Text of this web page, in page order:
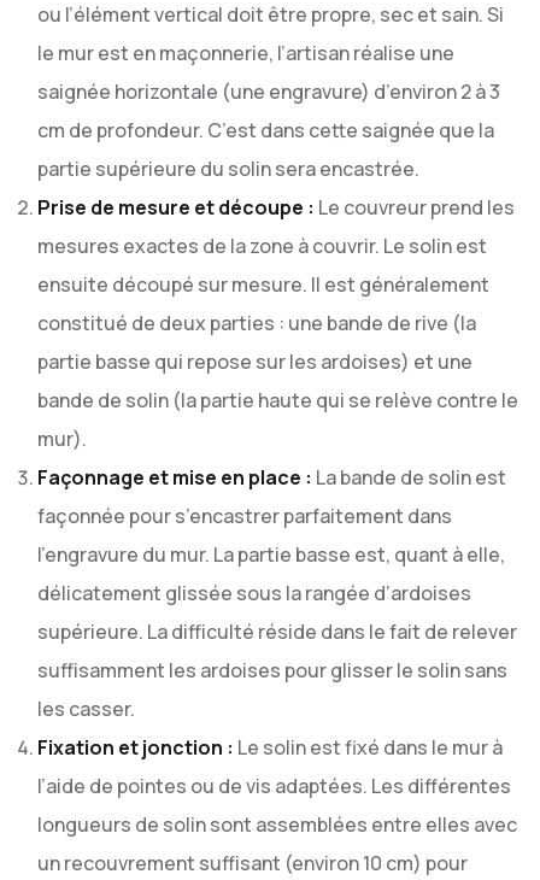
ou l’élément vertical doit être propre, sec et sain. Si
le mur est en maçonnerie, l’artisan réalise une
saignée horizontale (une engravure) d’environ 2 à 3
cm de profondeur. C’est dans cette saignée que la
partie supérieure du solin sera encastrée.
Prise de mesure et découpe : Le couvreur prend les
mesures exactes de la zone à couvrir. Le solin est
ensuite découpé sur mesure. Il est généralement
constitué de deux parties : une bande de rive (la
partie basse qui repose sur les ardoises) et une
bande de solin (la partie haute qui se relève contre le
mur).
Façonnage et mise en place : La bande de solin est
façonnée pour s’encastrer parfaitement dans
l’engravure du mur. La partie basse est, quant à elle,
délicatement glissée sous la rangée d’ardoises
supérieure. La difficulté réside dans le fait de relever
suffisamment les ardoises pour glisser le solin sans
les casser.
Fixation et jonction : Le solin est fixé dans le mur à
l’aide de pointes ou de vis adaptées. Les différentes
longueurs de solin sont assemblées entre elles avec
un recouvrement suffisant (environ 10 cm) pour